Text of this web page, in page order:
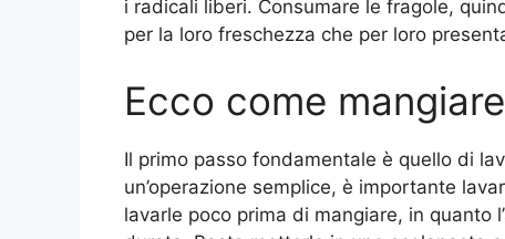
i radicali liberi. Consumare le fragole,
per la loro freschezza che per loro
Ecco come
Il primo passo fondamentale è quello di
un’operazione semplice, è importante
lavarle poco prima di mangiare, in quanto